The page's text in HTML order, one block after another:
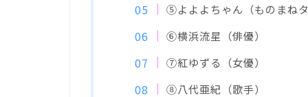
⑤よよよちゃん（ものまねタ
⑥横浜流星（俳優）
⑦紅ゆずる（女優）
⑧八代亜紀（歌手）